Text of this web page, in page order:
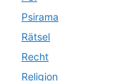
Psirama
Rätsel
Recht
Religion